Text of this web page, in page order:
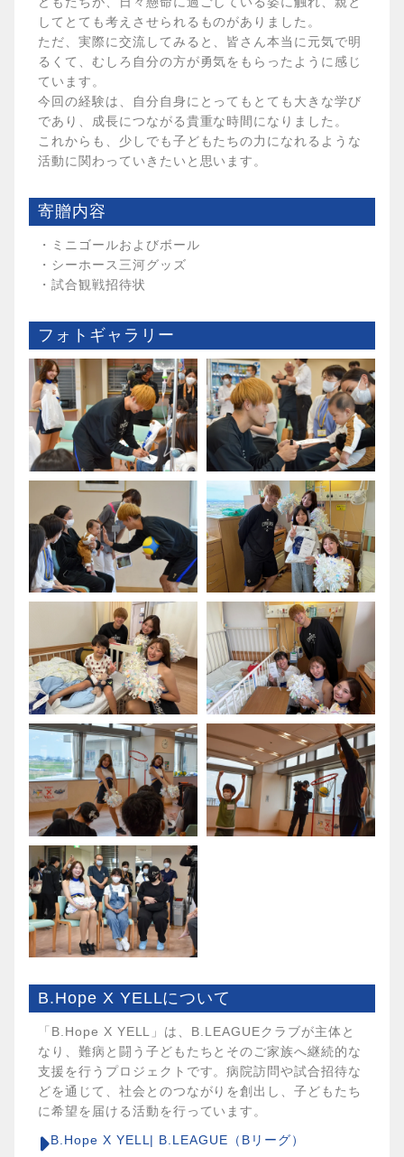
してとても考えさせられるものがありました。
ただ、実際に交流してみると、皆さん本当に元気で明
るくて、むしろ自分の方が勇気をもらったように感じ
ています。
今回の経験は、自分自身にとってもとても大きな学び
であり、成長につながる貴重な時間になりました。
これからも、少しでも子どもたちの力になれるような
活動に関わっていきたいと思います。
寄贈内容
・ミニゴールおよびボール
・シーホース三河グッズ
・試合観戦招待状
フォトギャラリー
B.Hope X YELLについて
「B.Hope X YELL」は、B.LEAGUEクラブが主体と
なり、難病と闘う子どもたちとそのご家族へ継続的な
支援を行うプロジェクトです。病院訪問や試合招待な
どを通じて、社会とのつながりを創出し、子どもたち
に希望を届ける活動を行っています。
B.Hope X YELL| B.LEAGUE（Bリーグ）